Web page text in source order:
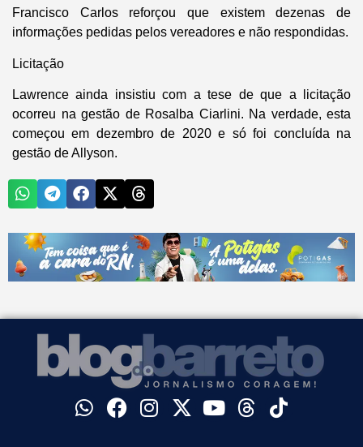
Francisco Carlos reforçou que existem dezenas de
informações pedidas pelos vereadores e não respondidas.
Licitação
Lawrence ainda insistiu com a tese de que a licitação
ocorreu na gestão de Rosalba Ciarlini. Na verdade, esta
começou em dezembro de 2020 e só foi concluída na
gestão de Allyson.